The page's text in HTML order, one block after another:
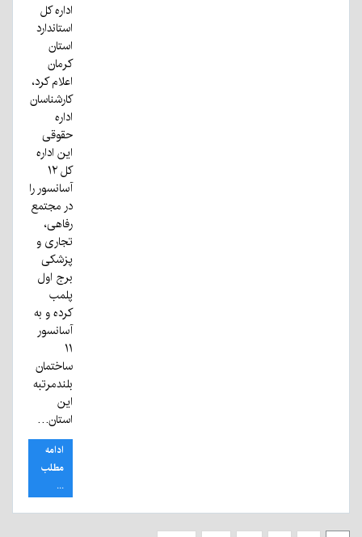
اداره کل
استاندارد
استان
کرمان
اعلام کرد،
کارشناسان
اداره
حقوقی
این اداره
کل ۱۲
آسانسور را
در مجتمع
رفاهی،
تجاری و
پزشکی
برج اول
پلمب
کرده و به
آسانسور
۱۱
ساختمان
بلندمرتبه
این
استان…
ادامه
مطلب
...